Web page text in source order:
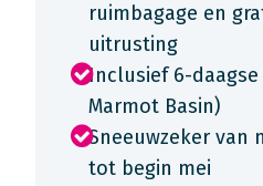
ruimbagage en
uitrusting
Inclusief 6-daagse
Marmot Basin)
Sneeuwzeker van
tot begin mei